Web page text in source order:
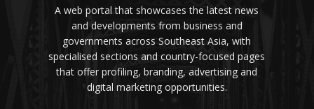
A web portal that showcases the latest news
and developments from business and
governments across Southeast Asia, with
specialised sections and country-focused pages
that offer profiling, branding, advertising and
digital marketing opportunities.